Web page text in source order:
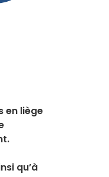
en liège
qu’à